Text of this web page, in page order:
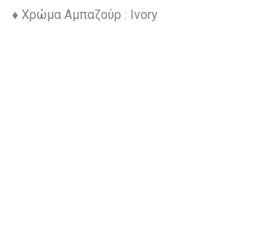
♦ Χρώμα Αμπαζούρ : Ivory